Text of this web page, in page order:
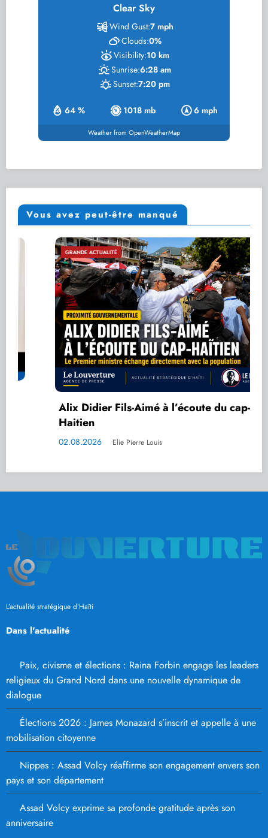
Clear Sky
64 % 1018 mb 6 mph
Wind Gust:7 mph
Clouds:0%
Visibility:10 km
Sunrise:6:28 am
Sunset:7:20 pm
Weather from OpenWeatherMap
Vous avez peut-être manqué
GRANDE ACTUALITÉ
Alix Didier Fils-Aimé à l’écoute du cap-
02.08.2026 Elie Pierre Louis
L’actualité stratégique d’Haïti
Dans l'actualité
Paix, civisme et élections : Raina Forbin engage les leaders
religieux du Grand Nord dans une nouvelle dynamique de
dialogue
Élections 2026 : James Monazard s’inscrit et appelle à une
mobilisation citoyenne
Nippes : Assad Volcy réaffirme son engagement envers son
pays et son département
Assad Volcy exprime sa profonde gratitude après son
anniversaire